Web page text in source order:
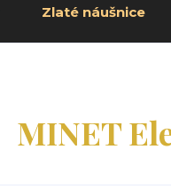
Zlaté náušnice
MINET